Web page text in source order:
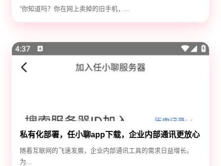
除隐私，防止数据泄露
“你知道吗？你在网上卖掉的旧手机，...
私有化部署，任小聊app下载，企业内部通讯更放心
随着互联网的飞速发展，企业内部通讯工具的需求日益增长。
为...